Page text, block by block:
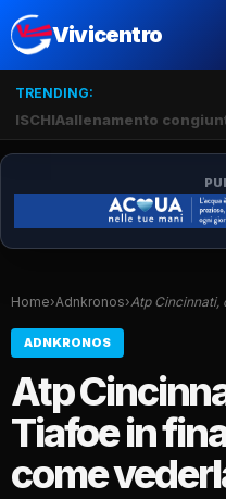
Vivicentro
TRENDING:
ISCHIAallenamento
Home›Adnkronos›Atp Cincinnati,
ADNKRONOS
Atp
Tiafoe in
come